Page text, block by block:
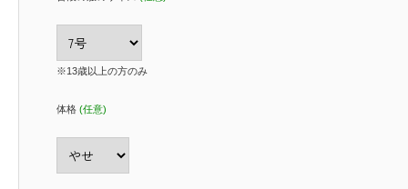
※13歳以上の方のみ
体格 (任意)